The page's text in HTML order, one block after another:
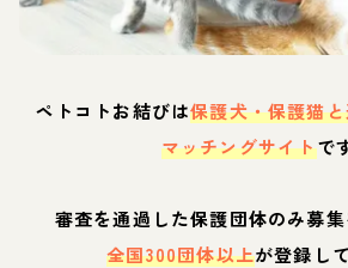
ペトコトお結びは保護犬・保護猫
マッチングサイトで
審査を通過した保護団体のみ募集
全国300団体以上が登録し